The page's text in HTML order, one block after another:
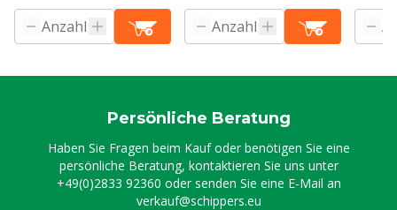
Persönliche Beratung
Haben Sie Fragen beim Kauf oder benötigen Sie eine
persönliche Beratung, kontaktieren Sie uns unter
+49(0)2833 92360 oder senden Sie eine E-Mail an
verkauf@schippers.eu